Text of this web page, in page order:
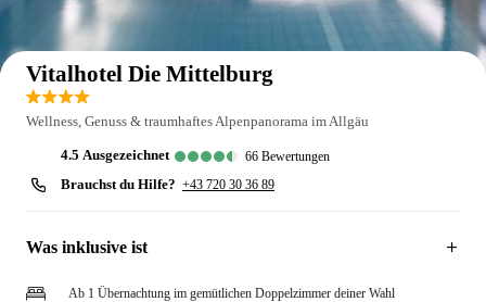
Auf der Karte anzeigen
Vitalhotel Die Mittelburg
Wellness, Genuss & traumhaftes Alpenpanorama im Allgäu
4.5 ausgezeichnet 66 Bewertungen
Brauchst du Hilfe? +43 720 30 36 89
Was inklusive ist
Ab 1 Übernachtung im gemütlichen Doppelzimmer deiner Wahl